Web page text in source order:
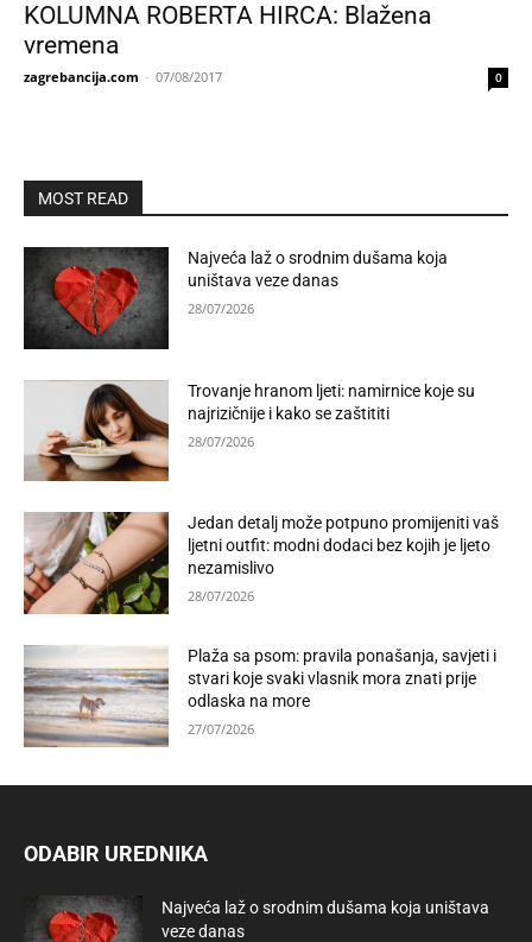
KOLUMNA ROBERTA HIRCA: Blažena
vremena
zagrebancija.com - 07/08/2017 0
MOST READ
Najveća laž o srodnim dušama koja
uništava veze danas
28/07/2026
Trovanje hranom ljeti: namirnice koje su
najrizičnije i kako se zaštititi
28/07/2026
Jedan detalj može potpuno promijeniti vaš
ljetni outfit: modni dodaci bez kojih je ljeto
nezamislivo
28/07/2026
Plaža sa psom: pravila ponašanja, savjeti i
stvari koje svaki vlasnik mora znati prije
odlaska na more
27/07/2026
ODABIR UREDNIKA
Najveća laž o srodnim dušama koja uništava
veze danas